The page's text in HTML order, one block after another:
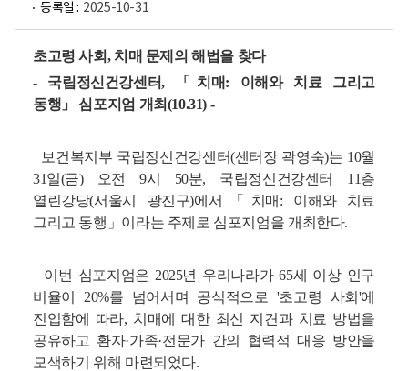
등록일 : 2025-10-31
초고령 사회, 치매 문제의 해법을 찾다
- 국립정신건강센터, 「치매: 이해와 치료 그리고
동행」 심포지엄 개최(10.31) -
보건복지부 국립정신건강센터(센터장 곽영숙)는 10월
31일(금) 오전 9시 50분, 국립정신건강센터 11층
열린강당(서울시 광진구)에서「치매: 이해와 치료
그리고 동행」이라는 주제로 심포지엄을 개최한다.
이번 심포지엄은 2025년 우리나라가 65세 이상 인구
비율이 20%를 넘어서며 공식적으로 '초고령 사회'에
진입함에 따라, 치매에 대한 최신 지견과 치료 방법을
공유하고 환자·가족·전문가 간의 협력적 대응 방안을
모색하기 위해 마련되었다.